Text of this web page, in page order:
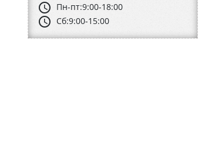
schedule Пн-пт:9:00-18:00
schedule Сб:9:00-15:00